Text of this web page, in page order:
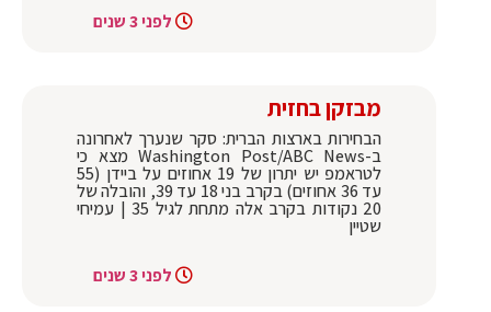
לפני 3 שנים
מבזקן בחזית
הבחירות בארצות הברית: סקר שנערך לאחרונה
ב-Washington Post/ABC News מצא כי
לטראמפ יש יתרון של 19 אחוזים על ביידן (55
עד 36 אחוזים) בקרב בני 18 עד 39, והובלה של
20 נקודות בקרב אלה מתחת לגיל 35 | עמיחי
שטיין
לפני 3 שנים